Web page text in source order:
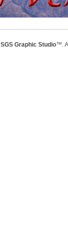
SGS Graphic Studio™.